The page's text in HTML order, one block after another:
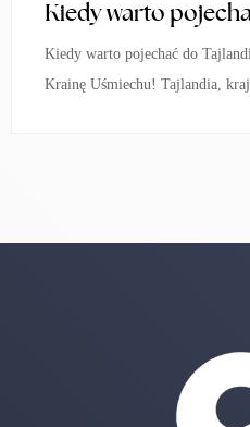
Kiedy warto
Kiedy warto pojechać do
Krainę Uśmiechu! Tajlandia,